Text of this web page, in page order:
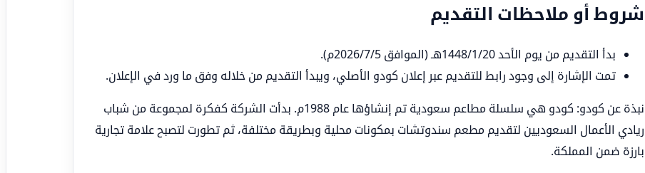
شروط أو ملاحظات التقديم
بدأ التقديم من يوم الأحد 1448/1/20هـ (الموافق 2026/7/5م).
تمت الإشارة إلى وجود رابط للتقديم عبر إعلان كودو الأصلي، ويبدأ التقديم من خلاله وفق ما ورد في الإعلان.
نبذة عن كودو: كودو هي سلسلة مطاعم سعودية تم إنشاؤها عام 1988م. بدأت الشركة كفكرة لمجموعة من شباب
ريادي الأعمال السعوديين لتقديم مطعم سندوتشات بمكونات محلية وبطريقة مختلفة، ثم تطورت لتصبح علامة تجارية
بارزة ضمن المملكة.